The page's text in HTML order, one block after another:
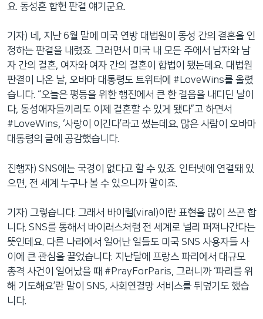
요. 동성혼 합헌 판결 얘기군요.
기자) 네, 지난 6월 말에 미국 연방 대법원이 동성 간의 결혼을 인
정하는 판결을 내렸죠. 그러면서 미국 내 모든 주에서 남자와 남
자 간의 결혼, 여자와 여자 간의 결혼이 합법이 됐는데요. 대법원
판결이 나온 날, 오바마 대통령도 트위터에 #LoveWins를 올렸
습니다. “오늘은 평등을 위한 행진에서 큰 한 걸음을 내디딘 날이
다, 동성애자들끼리도 이제 결혼할 수 있게 됐다”고 하면서
#LoveWins, ‘사랑이 이긴다’라고 썼는데요. 많은 사람이 오바마
대통령의 글에 공감했습니다.
진행자) SNS에는 국경이 없다고 할 수 있죠. 인터넷에 연결돼 있
으면, 전 세계 누구나 볼 수 있으니까 말이죠.
기자) 그렇습니다. 그래서 바이럴(viral)이란 표현을 많이 쓰곤 합
니다. SNS를 통해서 바이러스처럼 전 세계로 널리 퍼져나간다는
뜻인데요. 다른 나라에서 일어난 일들도 미국 SNS 사용자들 사
이에 큰 관심을 끌었습니다. 지난달에 프랑스 파리에서 대규모
총격 사건이 일어났을 때 #PrayForParis, 그러니까 ‘파리를 위
해 기도해요’란 말이 SNS, 사회연결망 서비스를 뒤덮기도 했습
니다.